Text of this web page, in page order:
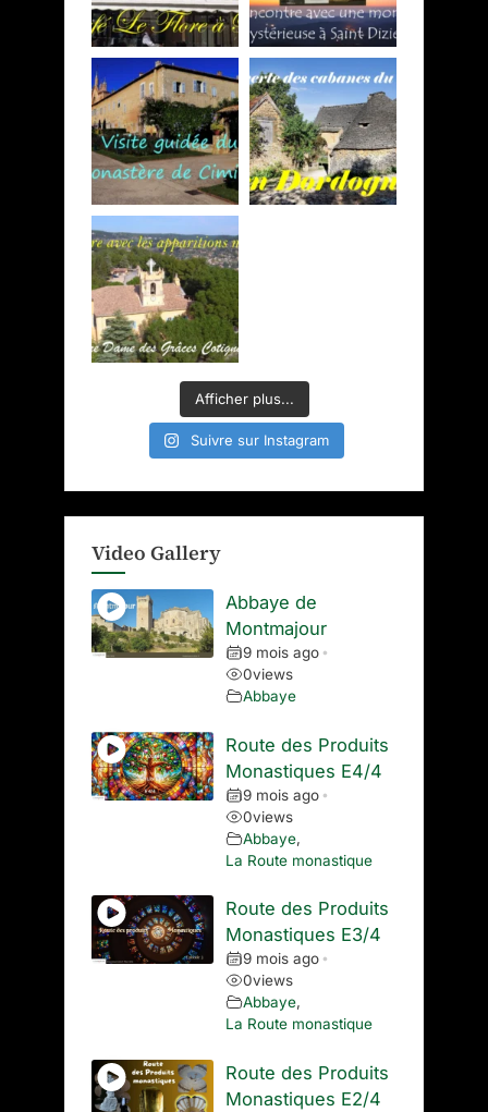
Afficher plus...
Suivre sur Instagram
Video Gallery
Abbaye de
Montmajour
9 mois ago •
0views
Abbaye
Route des Produits
Monastiques E4/4
9 mois ago •
0views
Abbaye,
La Route monastique
Route des Produits
Monastiques E3/4
9 mois ago •
0views
Abbaye,
La Route monastique
Route des Produits
Monastiques E2/4